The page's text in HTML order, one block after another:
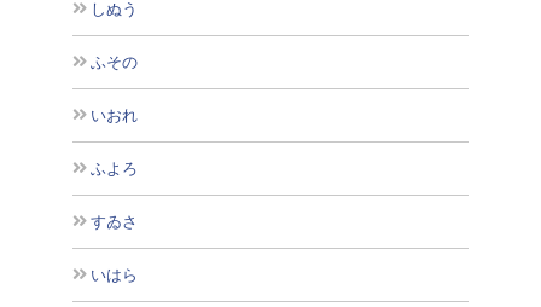
しぬう
ふその
いおれ
ふよろ
すゐさ
いはら